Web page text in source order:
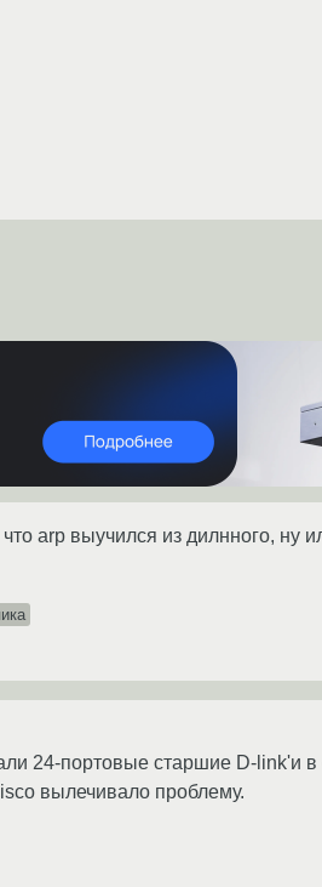
arp выучился из дилнного, ну
24-портовые старшие D-link'и
вылечивало проблему.